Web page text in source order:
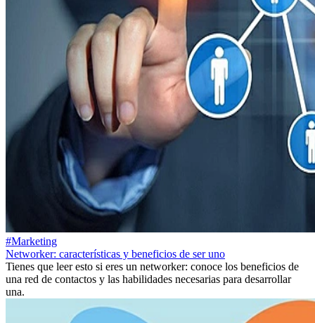
#Marketing
Networker: características y beneficios de ser uno
Tienes que leer esto si eres un networker: conoce los beneficios de
una red de contactos y las habilidades necesarias para desarrollar
una.